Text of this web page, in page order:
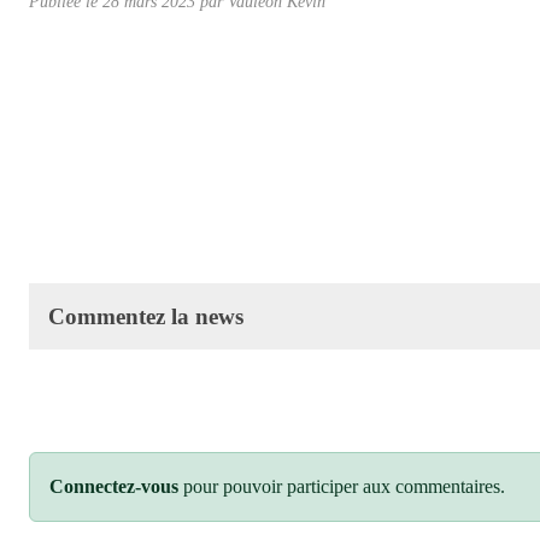
Commentez la news
Connectez-vous pour pouvoir participer aux commentaires.